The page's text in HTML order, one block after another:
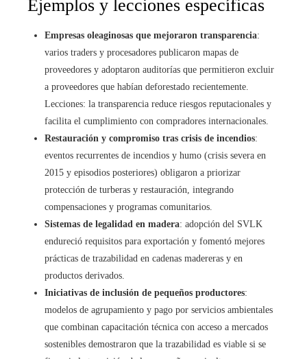
Ejemplos y lecciones específicas
Empresas oleaginosas que mejoraron transparencia:
varios traders y procesadores publicaron mapas de
proveedores y adoptaron auditorías que permitieron excluir
a proveedores que habían deforestado recientemente.
Lecciones: la transparencia reduce riesgos reputacionales y
facilita el cumplimiento con compradores internacionales.
Restauración y compromiso tras crisis de incendios:
eventos recurrentes de incendios y humo (crisis severa en
2015 y episodios posteriores) obligaron a priorizar
protección de turberas y restauración, integrando
compensaciones y programas comunitarios.
Sistemas de legalidad en madera: adopción del SVLK
endureció requisitos para exportación y fomentó mejores
prácticas de trazabilidad en cadenas madereras y en
productos derivados.
Iniciativas de inclusión de pequeños productores:
modelos de agrupamiento y pago por servicios ambientales
que combinan capacitación técnica con acceso a mercados
sostenibles demostraron que la trazabilidad es viable si se